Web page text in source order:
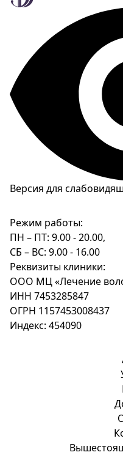
Версия для
Режим работы:
ПН – ПТ: 9.00 - 20.00,
СБ – ВС: 9.00 - 16.00
Реквизиты клиники:
ООО МЦ «Лечение
ИНН 7453285847
ОГРН 1157453008437
Индекс: 454090